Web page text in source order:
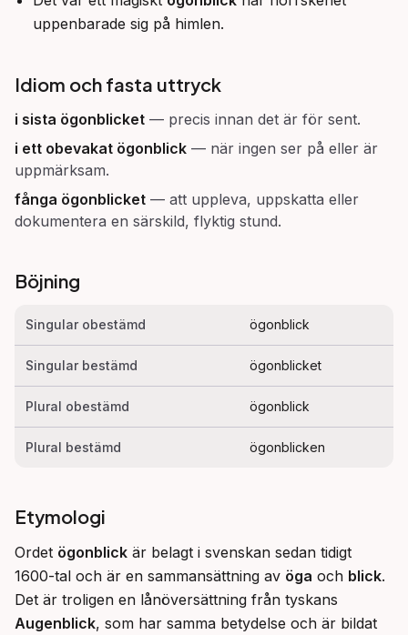
uppenbarade sig på himlen.
Idiom och fasta uttryck
i sista ögonblicket — precis innan det är för sent.
i ett obevakat ögonblick — när ingen ser på eller är
uppmärksam.
fånga ögonblicket — att uppleva, uppskatta eller
dokumentera en särskild, flyktig stund.
Böjning
Singular obestämd ögonblick
Singular bestämd ögonblicket
Plural obestämd ögonblick
Plural bestämd ögonblicken
Etymologi
Ordet ögonblick är belagt i svenskan sedan tidigt
1600-tal och är en sammansättning av öga och blick.
Augenblick, som har samma betydelse och är bildat